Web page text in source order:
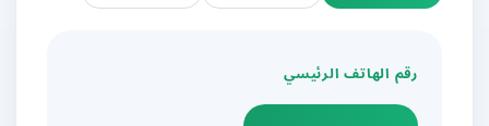
رقم الهاتف الرئيسي